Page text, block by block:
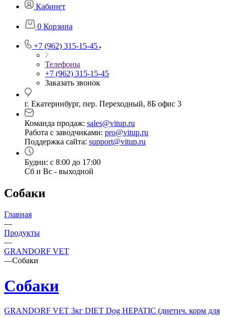
Кабинет
0 Корзина
+7 (962) 315-15-45
Телефоны
+7 (962) 315-15-45
Заказать звонок
г. Екатеринбург, пер. Переходный, 8Б офис 3
Команда продаж: sales@vitup.ru
Работа с заводчиками: pro@vitup.ru
Поддержка сайта: support@vitup.ru
Будни: с 8:00 до 17:00
Сб и Вс - выходной
Собаки
Главная
—
Продукты
—
GRANDORF VET
—Собаки
Собаки
GRANDORF VET 3кг DIET Dog HEPATIC (диетич. корм для